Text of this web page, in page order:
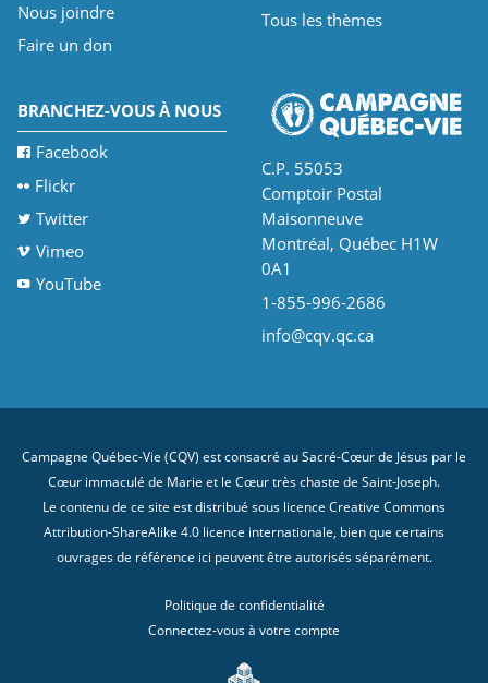
Nous joindre
Faire un don
Tous les thèmes
BRANCHEZ-VOUS À NOUS
Facebook
Flickr
Twitter
Vimeo
YouTube
C.P. 55053
Comptoir Postal
Maisonneuve
Montréal, Québec H1W
0A1
1-855-996-2686
info@cqv.qc.ca
Campagne Québec-Vie (CQV) est consacré au Sacré-Cœur de Jésus par le
Cœur immaculé de Marie et le Cœur très chaste de Saint-Joseph.
Le contenu de ce site est distribué sous licence Creative Commons
Attribution-ShareAlike 4.0 licence internationale, bien que certains
ouvrages de référence ici peuvent être autorisés séparément.
Politique de confidentialité
Connectez-vous à votre compte